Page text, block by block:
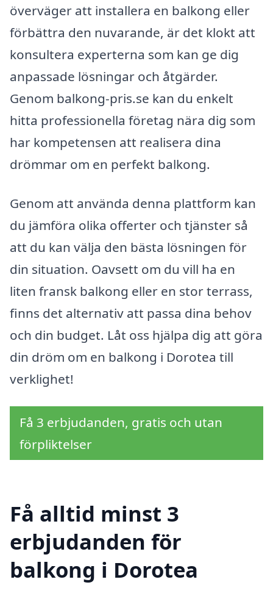
överväger att installera en balkong eller
förbättra den nuvarande, är det klokt att
konsultera experterna som kan ge dig
anpassade lösningar och åtgärder.
Genom balkong-pris.se kan du enkelt
hitta professionella företag nära dig som
har kompetensen att realisera dina
drömmar om en perfekt balkong.
Genom att använda denna plattform kan
du jämföra olika offerter och tjänster så
att du kan välja den bästa lösningen för
din situation. Oavsett om du vill ha en
liten fransk balkong eller en stor terrass,
finns det alternativ att passa dina behov
och din budget. Låt oss hjälpa dig att göra
din dröm om en balkong i Dorotea till
verklighet!
Få 3 erbjudanden, gratis och utan
förpliktelser
Få alltid minst 3
erbjudanden för
balkong i Dorotea